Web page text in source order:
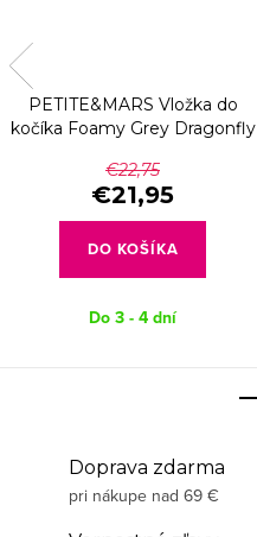
PETITE&MARS Vložka do
kočíka Foamy Grey Dragonfly
€22,75
€21,95
DO KOŠÍKA
Do 3 - 4 dní
Doprava zdarma
pri nákupe nad 69 €